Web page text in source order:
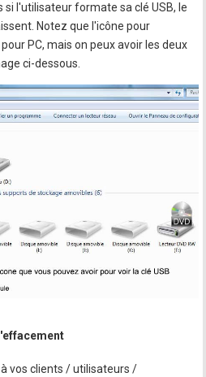
si l'utilisateur formate sa clé USB, le
Notez que l'icône pour
PC, mais on peux avoir les deux
ci-dessous.
vos clients / utilisateurs /